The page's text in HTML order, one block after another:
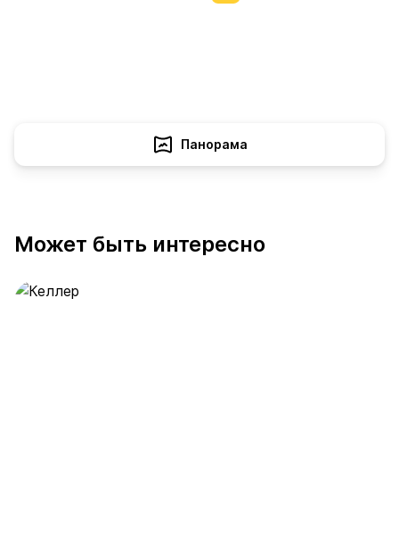
Панорама
Может быть интересно